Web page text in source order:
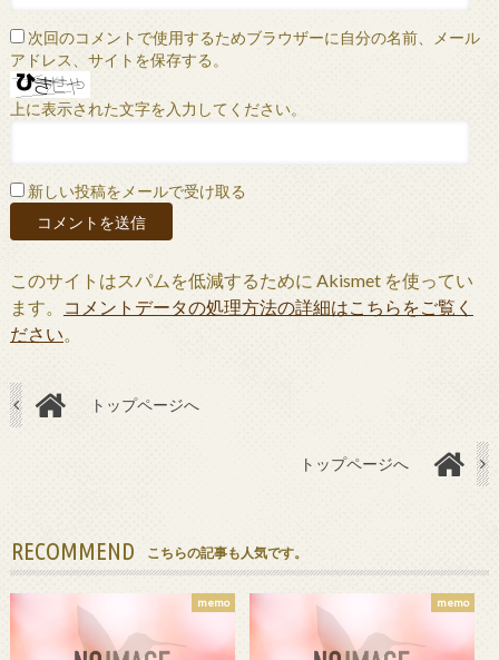
次回のコメントで使用するためブラウザーに自分の名前、メール
アドレス、サイトを保存する。
上に表示された文字を入力してください。
新しい投稿をメールで受け取る
このサイトはスパムを低減するために Akismet を使ってい
ます。
コメントデータの処理方法の詳細はこちらをご覧く
ださい。
トップページへ
トップページへ
RECOMMEND こちらの記事も人気です。
memo memo